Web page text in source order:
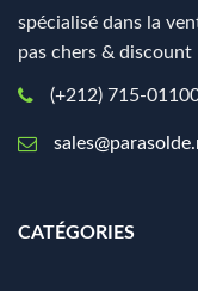
spécialisé dans la
pas chers &
(+212) 715-
CATÉGORIES